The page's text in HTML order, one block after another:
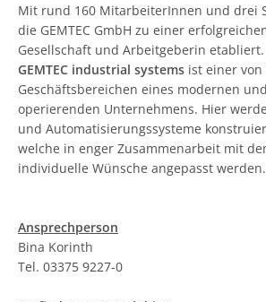
Mit rund 160 MitarbeiterInnen und drei
die GEMTEC GmbH zu einer
Gesellschaft und Arbeitgeberin etabliert.
GEMTEC industrial systems ist einer von
Geschäftsbereichen eines modernen
operierenden Unternehmens. Hier
und Automatisierungssysteme
welche in enger Zusammenarbeit mit
individuelle Wünsche angepasst werden.
Ansprechperson
Bina Korinth
Tel. 03375 9227-0